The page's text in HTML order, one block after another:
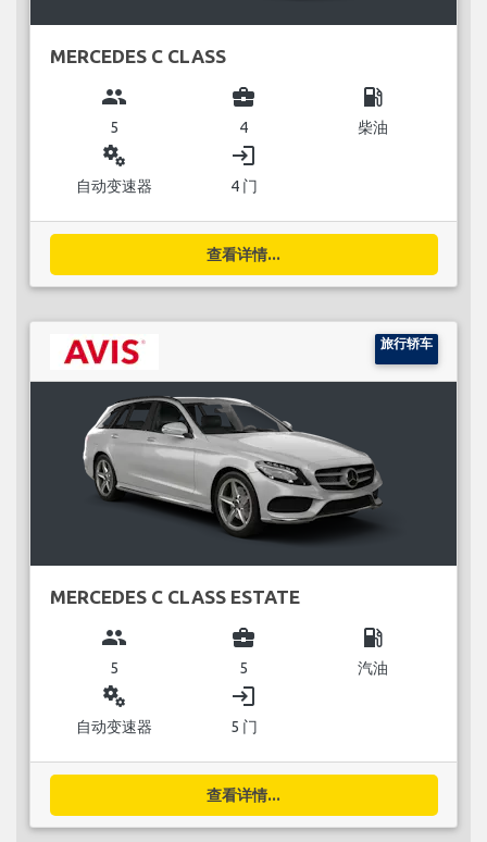
MERCEDES C CLASS
group
5
business_center
4
local_gas_station
柴油
miscellaneous_services
自动变速器
login
4 门
查看详情...
旅行轿车
MERCEDES C CLASS ESTATE
group
5
business_center
5
local_gas_station
汽油
miscellaneous_services
自动变速器
login
5 门
查看详情...